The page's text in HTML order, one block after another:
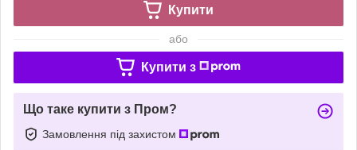
Купити
або
Купити з
Що таке купити з Пром?
Замовлення під захистом